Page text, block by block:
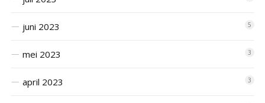
juni 2023 5
mei 2023 3
april 2023 3